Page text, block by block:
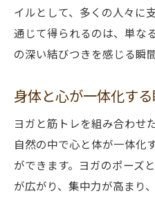
イルとして、多くの人々に
通じて得られるのは、単な
の深い結びつきを感じる瞬間
身体と心が一体化す
ヨガと筋トレを組み合わせ
自然の中で心と体が一体化
ができます。ヨガのポーズ
が広がり、集中力が高まり